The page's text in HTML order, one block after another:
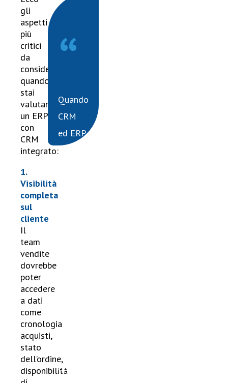
gli
aspetti
più
critici
da
considerare
quando
stai
valutando
un ERP
con
CRM
integrato:
1.
Visibilità
completa
sul
cliente
Il
team
vendite
dovrebbe
poter
accedere
a dati
come
cronologia
acquisti,
stato
dell’ordine,
disponibilità
“
Quando
CRM
ed ERP
sono
operativa